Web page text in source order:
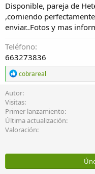
r
e
a
i
ó
n
Disponible, pareja de
,comiendo
enviar..Fotos y mas
Teléfono
663273836
R
e
c
c
i
o
n
:
cobrareal
Autor
Visitas
Primer lanzamiento
Última actualización
Valoración